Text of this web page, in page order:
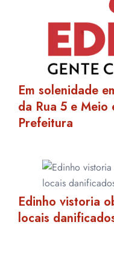
Em solenidade
da Rua 5 e
Prefeitura
Edinho vistoria
locais